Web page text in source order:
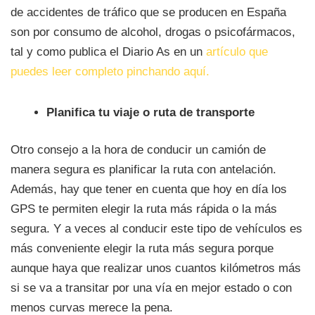
de accidentes de tráfico que se producen en España
son por consumo de alcohol, drogas o psicofármacos,
tal y como publica el Diario As en un artículo que
puedes leer completo pinchando aquí.
Planifica tu viaje o ruta de transporte
Otro consejo a la hora de conducir un camión de
manera segura es planificar la ruta con antelación.
Además, hay que tener en cuenta que hoy en día los
GPS te permiten elegir la ruta más rápida o la más
segura. Y a veces al conducir este tipo de vehículos es
más conveniente elegir la ruta más segura porque
aunque haya que realizar unos cuantos kilómetros más
si se va a transitar por una vía en mejor estado o con
menos curvas merece la pena.